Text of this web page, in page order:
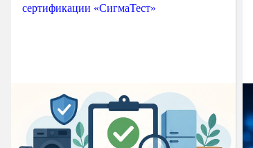
сертификации «СигмаТест»